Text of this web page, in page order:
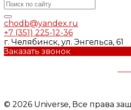
chodb@yandex.ru
+7 (351) 225-12-36
г. Челябинск, ул. Энгельса, 61
Заказать звонок
© 2026 Universe, Все права